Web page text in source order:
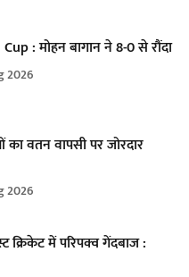
: मोहन बागान ने 8-0 से रौंदा
2026
का वतन वापसी पर जोरदार
2026
क्रिकेट में परिपक्व गेंदबाज :